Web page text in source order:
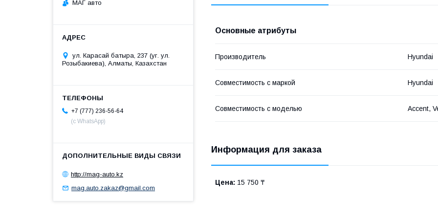
Основные атрибуты
Производитель Hyundai
Совместимость с маркой Hyundai
Совместимость с моделью Accent,
Информация для заказа
Цена: 15 750 ₸
МАГ авто
ул. Карасай батыра, 237 (уг. ул.
Розыбакиева), Алматы, Казахстан
+7 (777) 236-56-64
(с WhatsApp)
http://mag-auto.kz
mag.auto.zakaz@gmail.com